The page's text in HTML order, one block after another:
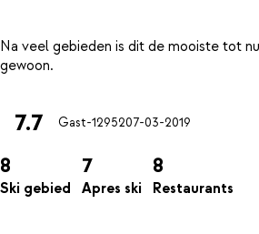
Na veel gebieden is dit de mooiste tot
7.7 Gast-1295207-03-2019
8
Ski gebied
7
Apres ski
8
Restaurants